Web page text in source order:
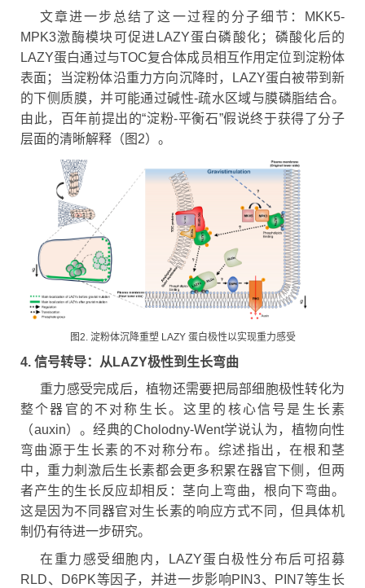
文章进一步总结了这一过程的分子细节：MKK5-
MPK3激酶模块可促进LAZY蛋白磷酸化；磷酸化后的
LAZY蛋白通过与TOC复合体成员相互作用定位到淀粉体
表面；当淀粉体沿重力方向沉降时，LAZY蛋白被带到新
的下侧质膜，并可能通过碱性-疏水区域与膜磷脂结合。
由此，百年前提出的“淀粉-平衡石”假说终于获得了分子
层面的清晰解释（图2）。
图2. 淀粉体沉降重塑 LAZY 蛋白极性以实现重力感受
4. 信号转导：从LAZY极性到生长弯曲
重力感受完成后，植物还需要把局部细胞极性转化为
整个器官的不对称生长。这里的核心信号是生长素
（auxin）。经典的Cholodny-Went学说认为，植物向性
弯曲源于生长素的不对称分布。综述指出，在根和茎
中，重力刺激后生长素都会更多积累在器官下侧，但两
者产生的生长反应却相反：茎向上弯曲，根向下弯曲。
这是因为不同器官对生长素的响应方式不同，但具体机
制仍有待进一步研究。
在重力感受细胞内，LAZY蛋白极性分布后可招募
RLD、D6PK等因子，并进一步影响PIN3、PIN7等生长